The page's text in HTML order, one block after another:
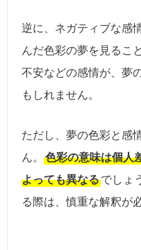
逆に、ネガティブな感
んだ色彩の夢を見るこ
不安などの感情が、夢
もしれません。
ただし、夢の色彩と感
ん。
色彩の意味は個人
よっても異なるでしょ
る際は、慎重な解釈が